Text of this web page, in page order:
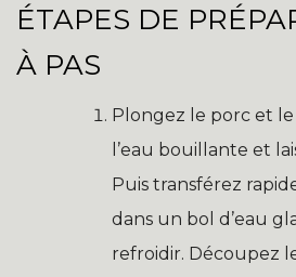
ÉTAPES DE
À PAS
Plongez le porc et
l’eau bouillante et
Puis transférez
dans un bol d’eau
refroidir. Découpez